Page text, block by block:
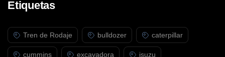
Etiquetas
Tren de Rodaje bulldozer caterpillar
cummins excavadora isuzu